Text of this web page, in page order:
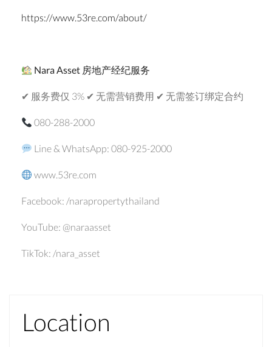
https://www.53re.com/about/
Nara Asset 房地产经纪服务
✔ 服务费仅 3% ✔ 无需营销费用 ✔ 无需签订绑定合约
080-288-2000
Line & WhatsApp: 080-925-2000
www.53re.com
Facebook: /narapropertythailand
YouTube: @naraasset
TikTok: /nara_asset
Location